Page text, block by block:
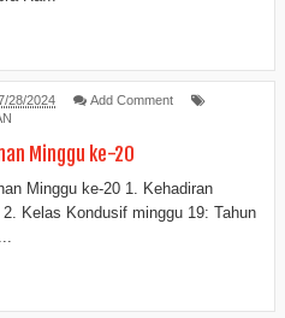
28/2024
Add Comment
Minggu ke-20
Minggu ke-20 1. Kehadiran
Kelas Kondusif minggu 19: Tahun